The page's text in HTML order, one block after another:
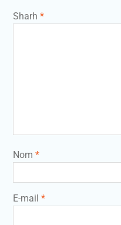
Sharh *
Nom *
E-mail *